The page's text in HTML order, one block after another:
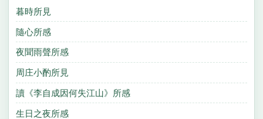
暮時所見
隨心所感
夜聞雨聲所感
周庄小酌所見
讀《李自成因何失江山》所感
生日之夜所感